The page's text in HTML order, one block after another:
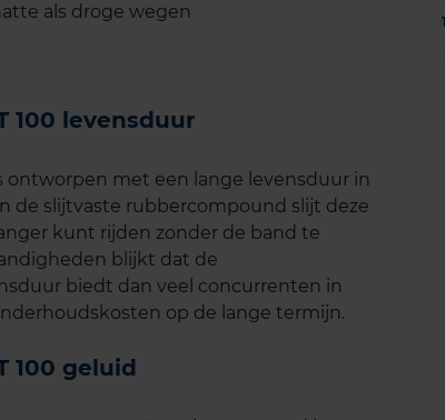
als droge wegen
100 levensduur
ontworpen met een lange levensduur in
de slijtvaste rubbercompound slijt deze
kunt rijden zonder de band te
blijkt dat de
biedt dan veel concurrenten in
op de lange termijn.
100 geluid